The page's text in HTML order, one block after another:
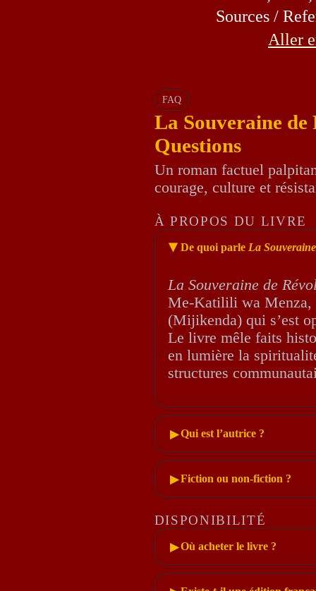
Sources /
Aller
FAQ
La Souveraine
Questions
Un roman factuel
courage, culture et
À PROPOS DU LIVRE
▶ De quoi parle La
La Souveraine de
Me-Katilili wa Menza,
(Mijikenda) qui s’est
Le livre mêle faits
en lumière la
structures
▶ Qui est l’autrice ?
▶ Fiction ou non-fiction ?
DISPONIBILITÉ
▶ Où acheter le livre ?